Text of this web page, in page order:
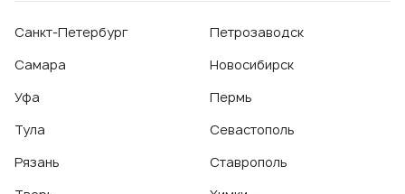
Санкт-Петербург
Самара
Уфа
Тула
Рязань
Петрозаводск
Новосибирск
Пермь
Севастополь
Ставрополь